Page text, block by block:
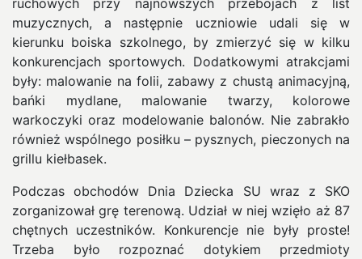
muzycznych, a następnie uczniowie udali się w
kierunku boiska szkolnego, by zmierzyć się w kilku
konkurencjach sportowych. Dodatkowymi atrakcjami
były: malowanie na folii, zabawy z chustą animacyjną,
bańki mydlane, malowanie twarzy, kolorowe
warkoczyki oraz modelowanie balonów. Nie zabrakło
również wspólnego posiłku – pysznych, pieczonych na
grillu kiełbasek.
Podczas obchodów Dnia Dziecka SU wraz z SKO
zorganizował grę terenową. Udział w niej wzięło aż 87
chętnych uczestników. Konkurencje nie były proste!
Trzeba było rozpoznać dotykiem przedmioty